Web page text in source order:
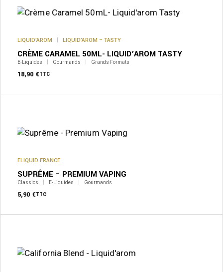
LIQUID’AROM LIQUID’AROM – TASTY
CRÈME CARAMEL 50ML- LIQUID’AROM TASTY
E-Liquides Gourmands Grands Formats
18,90 €TTC
ELIQUID FRANCE
SUPRÊME – PREMIUM VAPING
Classics E-Liquides Gourmands
5,90 €TTC
variations.
peuvent
choisies
page
produit
variations.